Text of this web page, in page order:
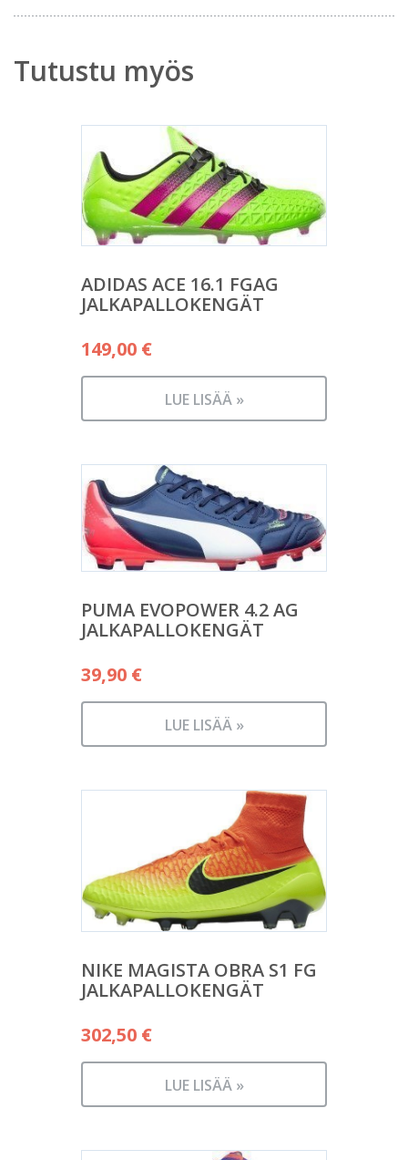
Tutustu myös
ADIDAS ACE 16.1 FGAG
JALKAPALLOKENGÄT
149,00 €
LUE LISÄÄ »
PUMA EVOPOWER 4.2 AG
JALKAPALLOKENGÄT
39,90 €
LUE LISÄÄ »
NIKE MAGISTA OBRA S1 FG
JALKAPALLOKENGÄT
302,50 €
LUE LISÄÄ »